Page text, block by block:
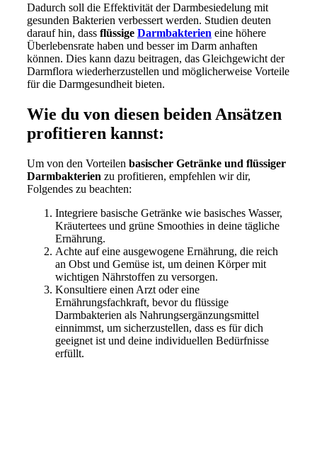
Dadurch soll die Effektivität der Darmbesiedelung mit
gesunden Bakterien verbessert werden. Studien deuten
darauf hin, dass flüssige Darmbakterien eine höhere
Überlebensrate haben und besser im Darm anhaften
können. Dies kann dazu beitragen, das Gleichgewicht der
Darmflora wiederherzustellen und möglicherweise Vorteile
für die Darmgesundheit bieten.
Wie du von diesen beiden Ansätzen
profitieren kannst:
Um von den Vorteilen basischer Getränke und flüssiger
Darmbakterien zu profitieren, empfehlen wir dir,
Folgendes zu beachten:
Integriere basische Getränke wie basisches Wasser,
Kräutertees und grüne Smoothies in deine tägliche
Ernährung.
Achte auf eine ausgewogene Ernährung, die reich
an Obst und Gemüse ist, um deinen Körper mit
wichtigen Nährstoffen zu versorgen.
Konsultiere einen Arzt oder eine
Ernährungsfachkraft, bevor du flüssige
Darmbakterien als Nahrungsergänzungsmittel
einnimmst, um sicherzustellen, dass es für dich
geeignet ist und deine individuellen Bedürfnisse
erfüllt.